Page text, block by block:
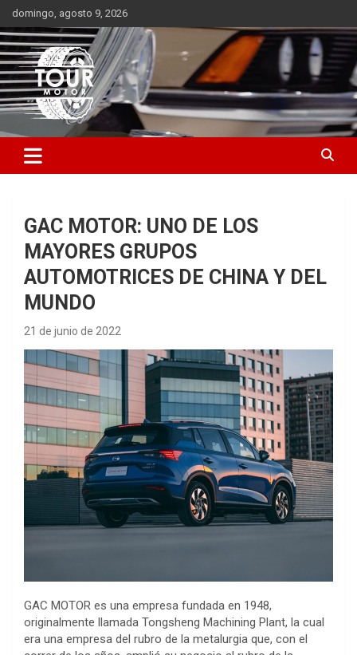
Saltar
al
contenido
domingo, agosto 9, 2026
Tour Motor
Plataforma de contenido audiovisual para el sector automotriz
GAC MOTOR: UNO DE LOS
MAYORES GRUPOS
AUTOMOTRICES DE CHINA Y DEL
MUNDO
21 de junio de 2022
GAC MOTOR es una empresa fundada en 1948,
originalmente llamada Tongsheng Machining Plant, la cual
era una empresa del rubro de la metalurgia que, con el